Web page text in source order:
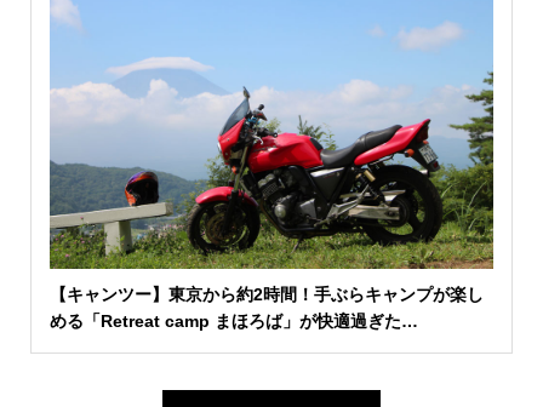
【キャンツー】東京から約2時間！手ぶらキャンプが楽し
める「Retreat camp まほろば」が快適過ぎた…